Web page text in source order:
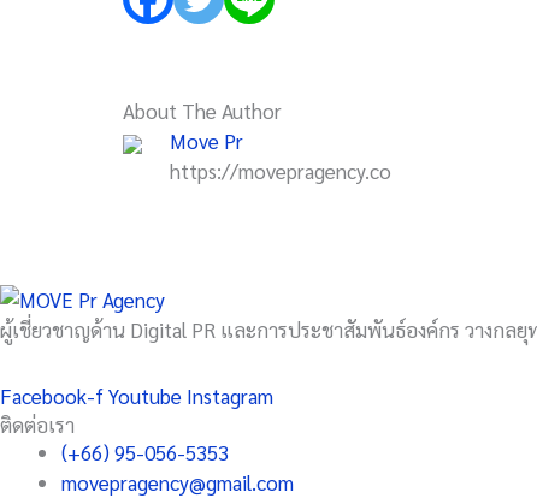
About The Author
Move Pr
https://movepragency.co
ผู้เชี่ยวชาญด้าน Digital PR และการประชาสัมพันธ์องค์กร วางกล
Facebook-fYoutube Instagram
ติดต่อเรา
(+66) 95-056-5353
movepragency@gmail.com